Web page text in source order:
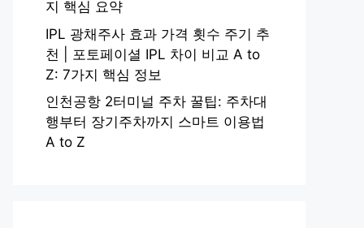
지 핵심 요약
IPL 광채주사 효과 가격 횟수 주기 추
천 | 포토페이셜 IPL 차이 비교 A to
Z: 7가지 핵심 정보
인천공항 2터미널 주차 꿀팁: 주차대
행부터 장기주차까지 스마트 이용법
A to Z